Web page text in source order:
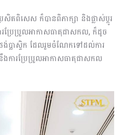
សិតពិសេស ក៏បានពិភាក្សា និងផ្លាស់ប្ដូរ
រែប្រួលអាកាសធាតុជាសកល, ក៏ដូច
ង់ប្លាស្ទិក ដែលរួមចំណែកទៅដល់ការ
ងការប្រែប្រួលអាកាសធាតុជាសកល